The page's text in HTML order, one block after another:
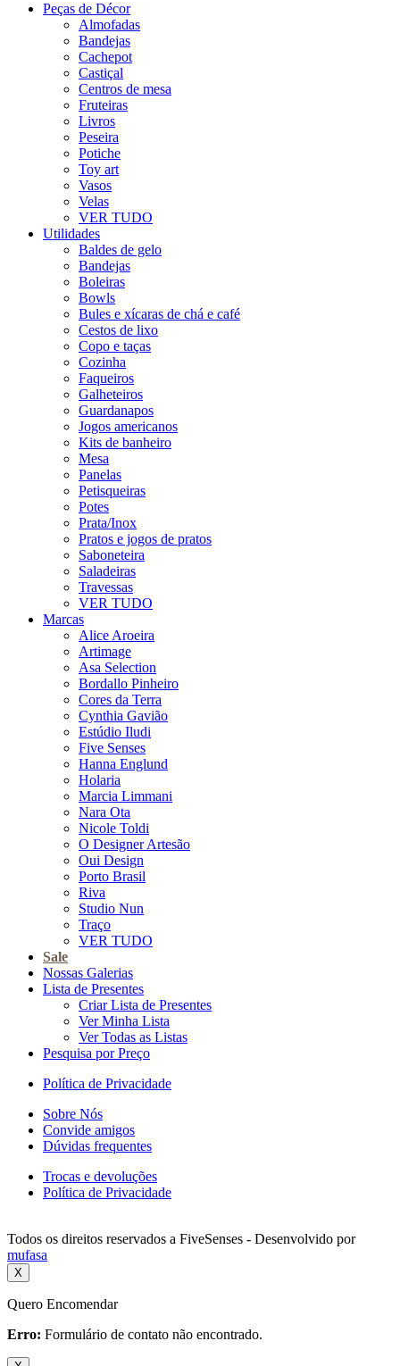
Peças de Décor
Almofadas
Bandejas
Cachepot
Castiçal
Centros de mesa
Fruteiras
Livros
Peseira
Potiche
Toy art
Vasos
Velas
VER TUDO
Utilidades
Baldes de gelo
Bandejas
Boleiras
Bowls
Bules e xícaras de chá e café
Cestos de lixo
Copo e taças
Cozinha
Faqueiros
Galheteiros
Guardanapos
Jogos americanos
Kits de banheiro
Mesa
Panelas
Petisqueiras
Potes
Prata/Inox
Pratos e jogos de pratos
Saboneteira
Saladeiras
Travessas
VER TUDO
Marcas
Alice Aroeira
Artimage
Asa Selection
Bordallo Pinheiro
Cores da Terra
Cynthia Gavião
Estúdio Iludi
Five Senses
Hanna Englund
Holaria
Marcia Limmani
Nara Ota
Nicole Toldi
O Designer Artesão
Oui Design
Porto Brasil
Riva
Studio Nun
Traço
VER TUDO
Sale
Nossas Galerias
Lista de Presentes
Criar Lista de Presentes
Ver Minha Lista
Ver Todas as Listas
Pesquisa por Preço
Política de Privacidade
Sobre Nós
Convide amigos
Dúvidas frequentes
Trocas e devoluções
Política de Privacidade
Todos os direitos reservados a FiveSenses - Desenvolvido por
mufasa
X
Quero Encomendar
Erro: Formulário de contato não encontrado.